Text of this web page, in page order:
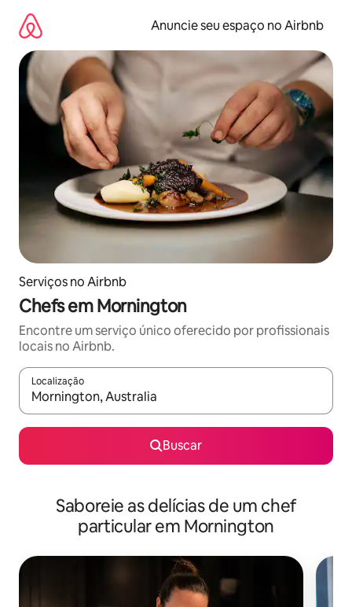
para
conteúdo
Anuncie seu espaço no Airbnb
Serviços no Airbnb
Chefs em Mornington
Encontre um serviço único oferecido por profissionais
locais no Airbnb.
Localização
Quando os resultados estiverem disponíveis, explore-os
Buscar
Saboreie as delícias de um chef
particular em Mornington